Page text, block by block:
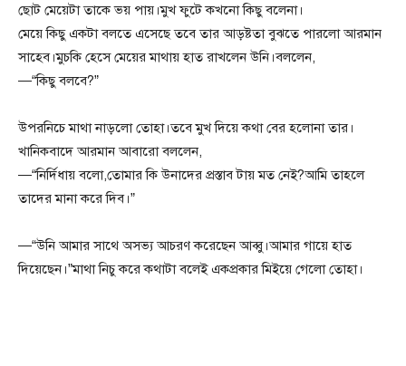
ছোট মেয়েটা তাকে ভয় পায়।মুখ ফুটে কখনো কিছু বলেনা।
মেয়ে কিছু একটা বলতে এসেছে তবে তার আড়ষ্টতা বুঝতে পারলো আরমান
সাহেব।মুচকি হেসে মেয়ের মাথায় হাত রাখলেন উনি।বললেন,
—“কিছু বলবে?”
উপরনিচে মাথা নাড়লো তোহা।তবে মুখ দিয়ে কথা বের হলোনা তার।
খানিকবাদে আরমান আবারো বললেন,
—“নির্দিধায় বলো,তোমার কি উনাদের প্রস্তাব টায় মত নেই?আমি তাহলে
তাদের মানা করে দিব।”
—“উনি আমার সাথে অসভ্য আচরণ করেছেন আব্বু।আমার গায়ে হাত
দিয়েছেন।”মাথা নিচু করে কথাটা বলেই একপ্রকার মিইয়ে গেলো তোহা।